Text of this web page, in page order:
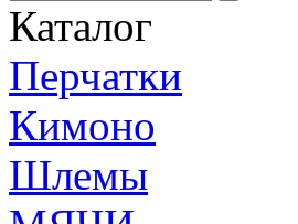
Каталог
Перчатки
Кимоно
Шлемы